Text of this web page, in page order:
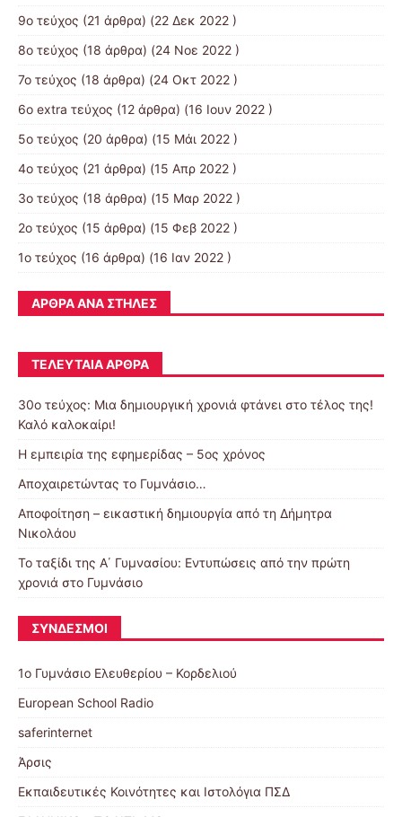
9ο τεύχος (21 άρθρα) (22 Δεκ 2022 )
8ο τεύχος (18 άρθρα) (24 Νοε 2022 )
7ο τεύχος (18 άρθρα) (24 Οκτ 2022 )
6ο extra τεύχος (12 άρθρα) (16 Ιουν 2022 )
5ο τεύχος (20 άρθρα) (15 Μάι 2022 )
4ο τεύχος (21 άρθρα) (15 Απρ 2022 )
3ο τεύχος (18 άρθρα) (15 Μαρ 2022 )
2ο τεύχος (15 άρθρα) (15 Φεβ 2022 )
1ο τεύχος (16 άρθρα) (16 Ιαν 2022 )
ΆΡΘΡΑ ΑΝΆ ΣΤΉΛΕΣ
ΤΕΛΕΥΤΑΊΑ ΆΡΘΡΑ
30o τεύχος: Μια δημιουργική χρονιά φτάνει στο τέλος της!
Καλό καλοκαίρι!
Η εμπειρία της εφημερίδας – 5ος χρόνος
Αποχαιρετώντας το Γυμνάσιο…
Αποφοίτηση – εικαστική δημιουργία από τη Δήμητρα
Νικολάου
Το ταξίδι της Α΄ Γυμνασίου: Εντυπώσεις από την πρώτη
χρονιά στο Γυμνάσιο
ΣΎΝΔΕΣΜΟΙ
1ο Γυμνάσιο Ελευθερίου – Κορδελιού
European School Radio
saferinternet
Άρσις
Εκπαιδευτικές Κοινότητες και Ιστολόγια ΠΣΔ